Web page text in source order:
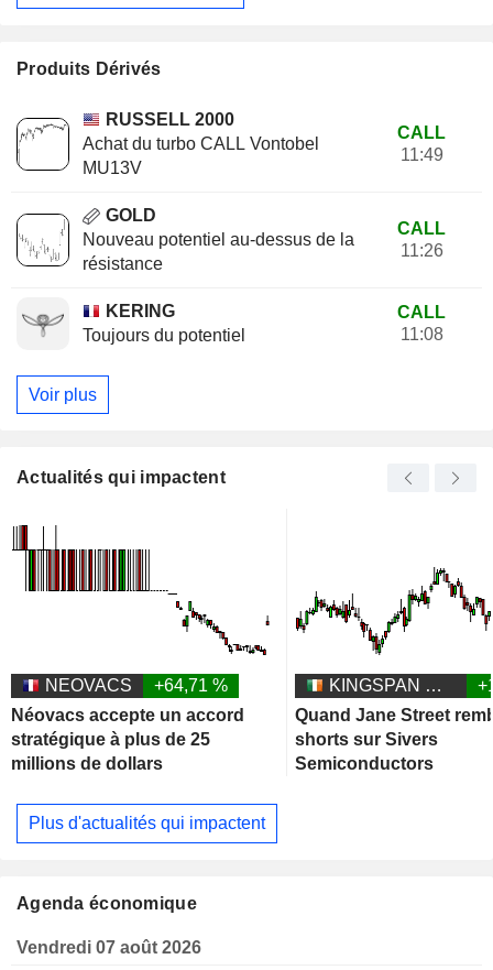
Produits Dérivés
RUSSELL 2000
Achat du turbo CALL Vontobel
MU13V
CALL
11:49
GOLD
Nouveau potentiel au-dessus de la
résistance
CALL
11:26
KERING
Toujours du potentiel
CALL
11:08
Voir plus
Actualités qui impactent
NEOVACS
+64,71 %
Néovacs accepte un accord
stratégique à plus de 25
millions de dollars
KINGSPAN GROUP PLC
Quand Jane Street
shorts sur Sivers
Semiconductors
Plus d'actualités qui impactent
Agenda économique
Vendredi 07 août 2026